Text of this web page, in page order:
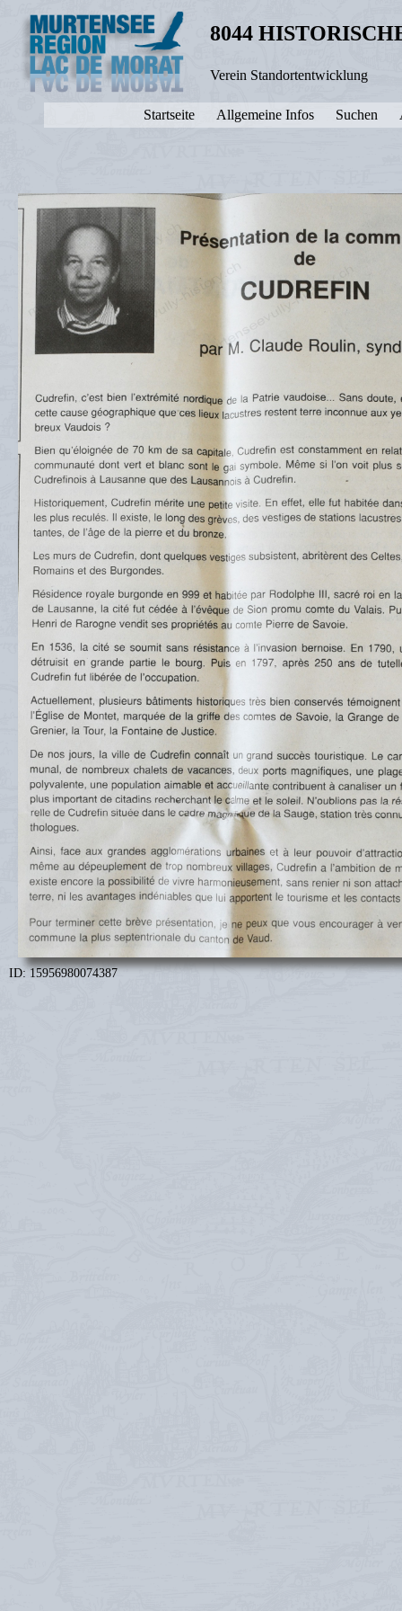
8044
Verein Standortentwicklung
Startseite Allgemeine Infos Suchen
ID: 15956980074387